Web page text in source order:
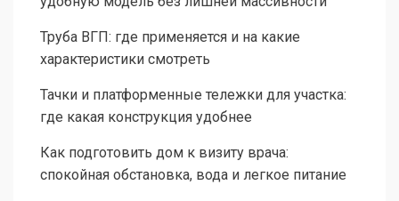
Труба ВГП: где применяется и на какие
характеристики смотреть
Тачки и платформенные тележки для участка:
где какая конструкция удобнее
Как подготовить дом к визиту врача:
спокойная обстановка, вода и легкое питание